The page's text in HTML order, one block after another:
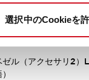
選択中のCookieを
ゼル（アクセサリ2